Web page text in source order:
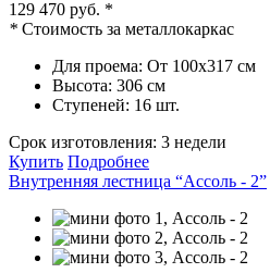
129 470 руб. *
* Стоимость за металлокаркас
Для проема: От 100х317 см
Высота: 306 см
Ступеней: 16 шт.
Срок изготовления: 3 недели
Купить Подробнее
Внутренняя лестница “Ассоль - 2”